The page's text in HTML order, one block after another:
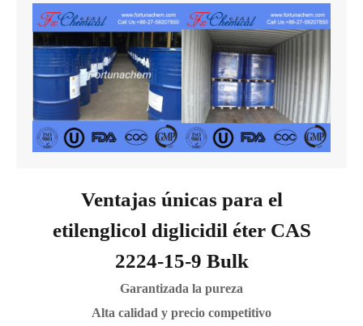
Ventajas únicas para el
etilenglicol diglicidil éter CAS
2224-15-9 Bulk
Garantizada la pureza
Alta calidad y precio competitivo